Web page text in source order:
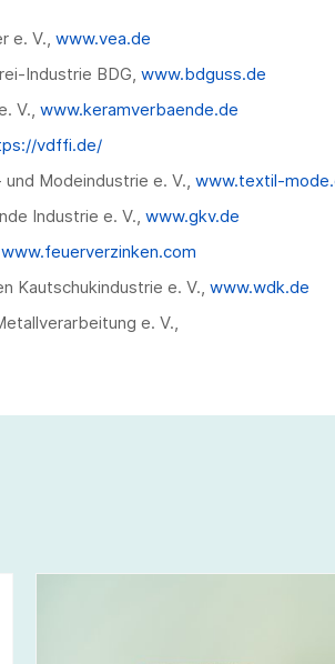
e. V., www.vea.de
Industrie BDG, www.bdguss.de
V., www.keramverbaende.de
vdffi.de/
Modeindustrie e. V., www.textil-
Industrie e. V., www.gkv.de
www.feuerverzinken.com
Kautschukindustrie e. V., www.wdk.de
e. V.,